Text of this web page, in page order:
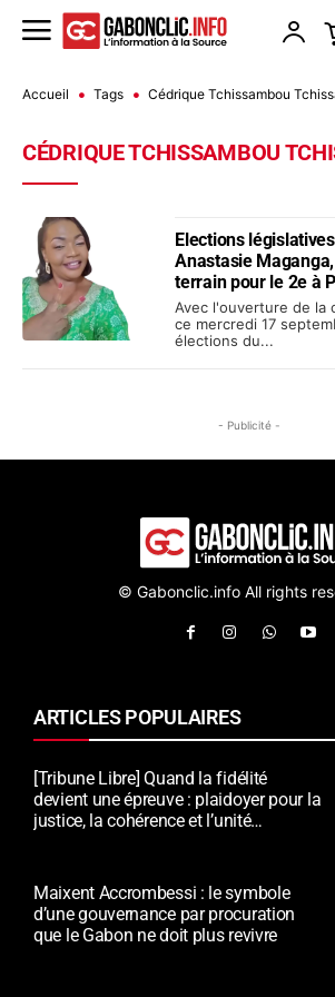
Accueil Tags Cédrique Tchissambou
CÉDRIQUE TCHISSAMBOU
Elections
Anastasie
terrain pour le 2e à
Avec l'ouverture de la
ce mercredi 17
élections du...
- Publicité -
© Gabonclic.info All rights
ARTICLES POPULAIRES
[Tribune Libre] Quand la fidélité
devient une épreuve : plaidoyer pour la
justice, la cohérence et l’unité
Maixent Accrombessi : le symbole
d’une gouvernance par procuration
que le Gabon ne doit plus revivre